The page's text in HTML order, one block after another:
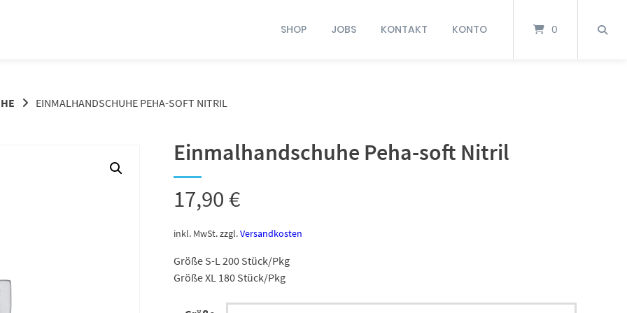
SHOP JOBS KONTAKT KONTO 0
EINMALHANDSCHUHE PEHA-SOFT NITRIL
Einmalhandschuhe Peha-soft Nitril
17,90€
inkl. MwSt.zzgl.Versandkosten
Größe S-L 200 Stück/Pkg
Größe XL 180 Stück/Pkg